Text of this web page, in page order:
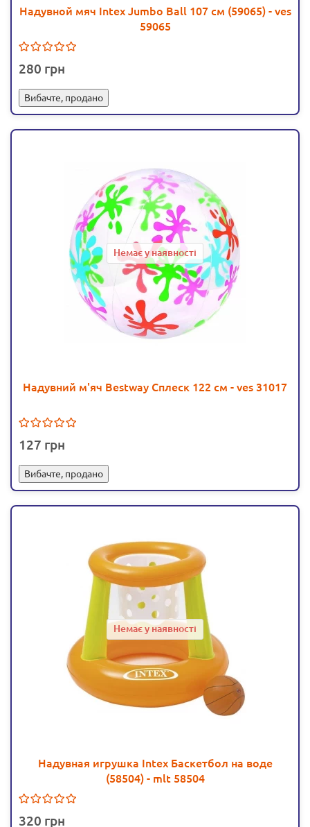
Надувной мяч Intex Jumbo Ball 107 см (59065) - ves
59065
280
Вибачте, продано
Немає у наявності
Надувний м'яч Bestway Сплеск 122 см - ves 31017
127
Вибачте, продано
Немає у наявності
Надувная игрушка Intex Баскетбол на воде
(58504) - mlt 58504
320